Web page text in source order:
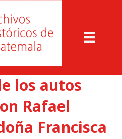
los autos
Rafael
Francisca